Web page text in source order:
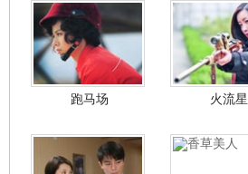
跑马场 火流星